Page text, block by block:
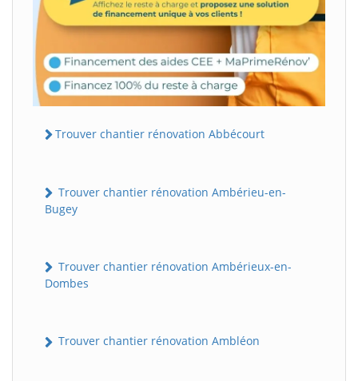
Trouver chantier rénovation Abbécourt
Trouver chantier rénovation Ambérieu-en-
Bugey
Trouver chantier rénovation Ambérieux-en-
Dombes
Trouver chantier rénovation Ambléon